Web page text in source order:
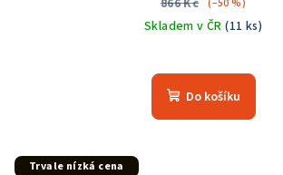
Skladem v ČR(11 ks)
hodnocení
produktu
Do košíku
Trvale nízká cena